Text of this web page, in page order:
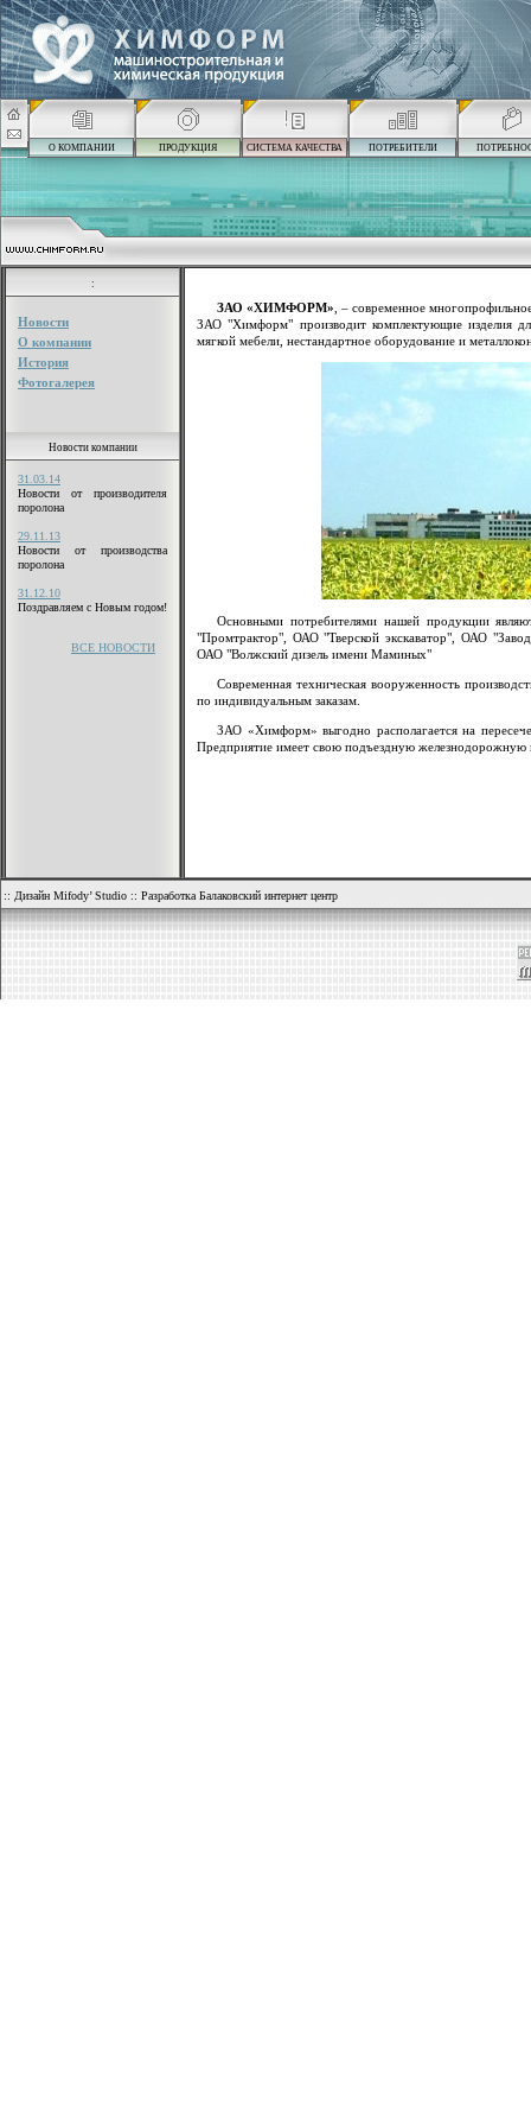
О КОМПАНИИ ПРОДУКЦИЯ СИСТЕМА КАЧЕСТВА ПОТРЕБИТЕЛИ
:
Новости
О компании
История
Фотогалерея
Новости компании
31.03.14
Новости от производителя
поролона
29.11.13
Новости от производства
поролона
31.12.10
Поздравляем с Новым годом!
ВСЕ НОВОСТИ
ЗАО «ХИМФОРМ» , – современное
ЗАО "Химформ" производит комплектующие изделия
мягкой мебели, нестандартное оборудование и
Основными потребителями нашей продукции
"Промтрактор", ОАО "Тверской экскаватор", ОАО
ОАО "Волжский дизель имени Маминых"
Современная техническая вооруженность
по индивидуальным заказам.
ЗАО «Химформ» выгодно располагается на
Предприятие имеет свою подъездную железнодорожную
:: Дизайн Mifody’ Studio :: Разработка Балаковский интернет центр